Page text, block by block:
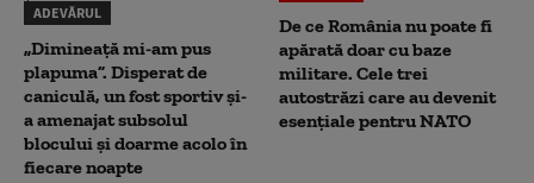
ADEVĂRUL
„Dimineață mi-am pus
plapuma”. Disperat de
caniculă, un fost sportiv și-
a amenajat subsolul
blocului și doarme acolo în
fiecare noapte
De ce România nu poate fi
apărată doar cu baze
militare. Cele trei
autostrăzi care au devenit
esențiale pentru NATO